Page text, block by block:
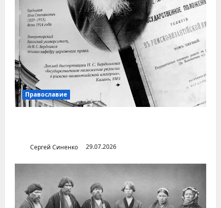
Православие
Сергей Синенко 29.07.2026